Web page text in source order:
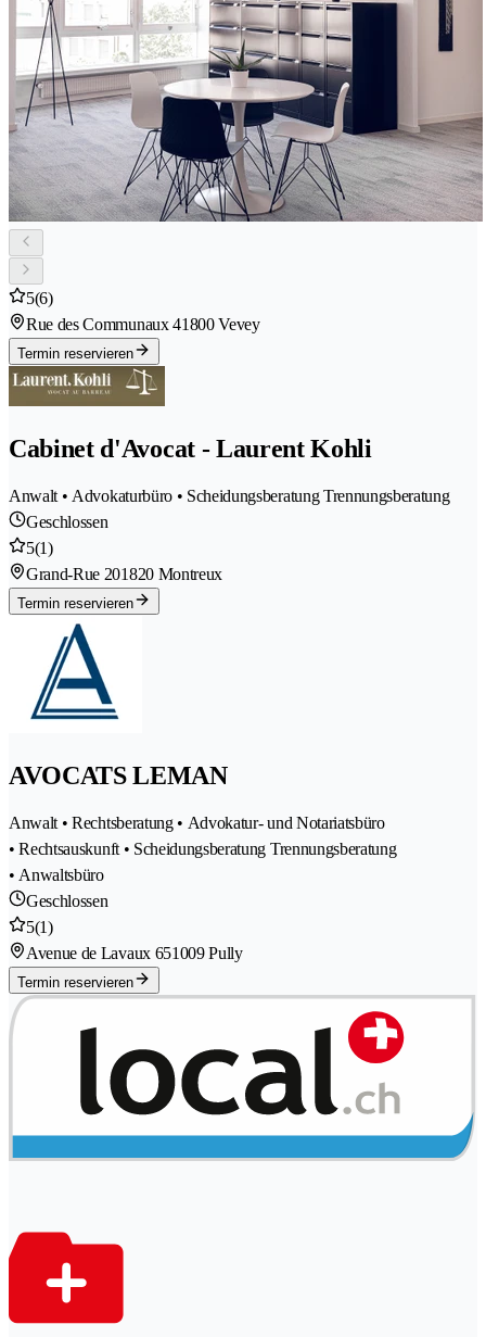
5(6)
Rue des Communaux 41800 Vevey
Termin reservieren
Cabinet d'Avocat - Laurent Kohli
Anwalt • Advokaturbüro • Scheidungsberatung Trennungsberatung
Geschlossen
5(1)
Grand-Rue 201820 Montreux
Termin reservieren
AVOCATS LEMAN
Anwalt • Rechtsberatung • Advokatur- und Notariatsbüro
• Rechtsauskunft • Scheidungsberatung Trennungsberatung
• Anwaltsbüro
Geschlossen
5(1)
Avenue de Lavaux 651009 Pully
Termin reservieren